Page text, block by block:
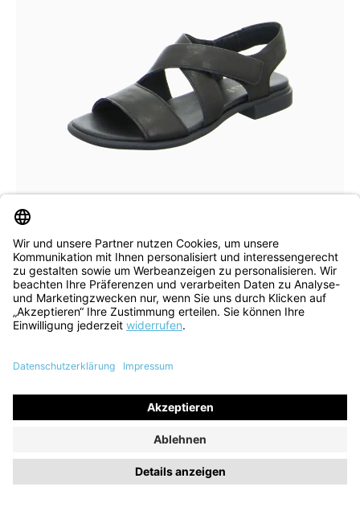
In vielen Größen verfügbar
Sandale Kamaa schwarz
97,90 € 139,90 €ehem. UVP(30% gespart)